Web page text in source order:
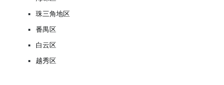
珠三角地区
番禺区
白云区
越秀区